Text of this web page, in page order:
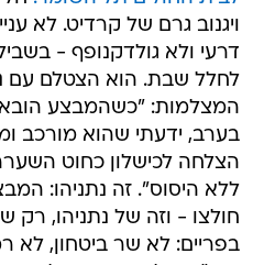
ויגנוב גרם של קרדיט. לא
דרעי ולא גולדקנופף -
לחלל שבת. הוא הצטלם עם
המצלמות: "כשהמבצע הובא
בערב, ידעתי שהוא מורכב
הצלחה לכישלון כחוט
ללא היסוס". זה נתניהו:
חולצו - וזה של נתניהו, רק
בפריים: לא שר ביטחון,